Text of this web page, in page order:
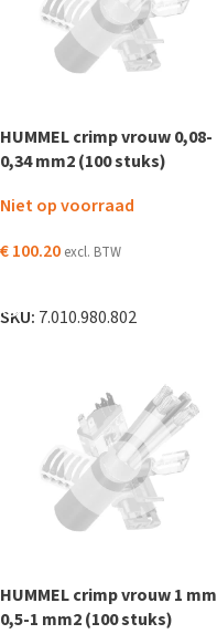
HUMMEL crimp vrouw 0,08-
0,34 mm2 (100 stuks)
Niet op voorraad
€100.20 excl. BTW
SKU: 7.010.980.802
HUMMEL crimp vrouw 1 mm
0,5-1 mm2 (100 stuks)